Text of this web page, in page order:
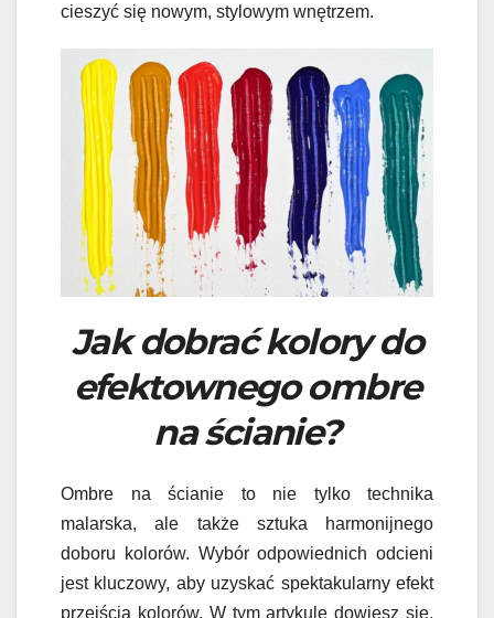
cieszyć się nowym, stylowym wnętrzem.
Jak dobrać kolory do
efektownego ombre
na ścianie?
Ombre na ścianie to nie tylko technika
malarska, ale także sztuka harmonijnego
doboru kolorów. Wybór odpowiednich odcieni
jest kluczowy, aby uzyskać spektakularny efekt
przejścia kolorów. W tym artykule dowiesz się,